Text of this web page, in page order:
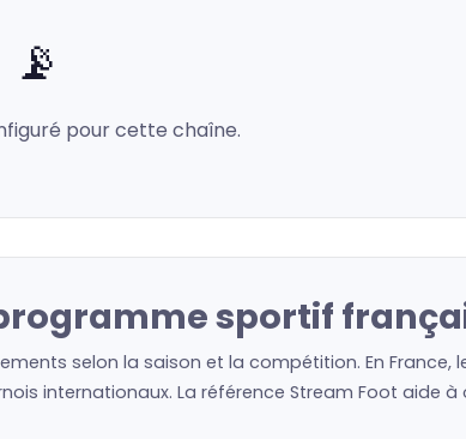
📡
pour cette chaîne.
sportif
selon la saison et la compétition. En
internationaux. La référence Stream Foot aide